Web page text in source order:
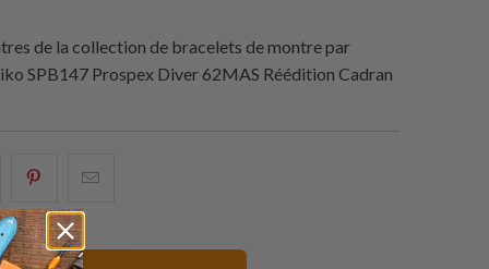
de la collection de bracelets de montre par
SPB147 Prospex Diver 62MAS Réédition Cadran
Partagez
ceci
sur
Pinterest